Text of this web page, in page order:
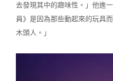
去發現其中的趣味性。」他進
員》是因為那些動起來的玩具
木頭人。」